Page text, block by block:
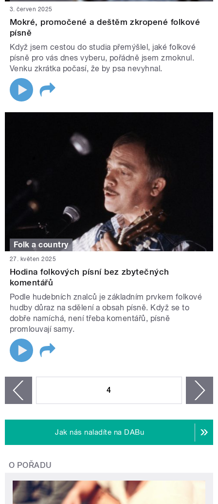
3. červen 2025
Mokré, promočené a deštěm zkropené folkové
písně
Když jsem cestou do studia přemýšlel, jaké folkové
písně pro vás dnes vyberu, pořádně jsem zmoknul.
Venku zkrátka počasí, že by psa nevyhnal.
Folk a country
27. květen 2025
Hodina folkových písní bez zbytečných
komentářů
Podle hudebních znalců je základním prvkem folkové
hudby důraz na sdělení a obsah písně. Když se to
dobře namíchá, není třeba komentářů, písně
promlouvají samy.
4
Jak nás naladíte na DABu
O POŘADU